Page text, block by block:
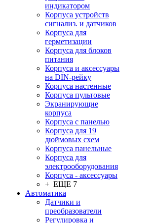
индикатором
Корпуса устройств
сигнализ. и датчиков
Корпуса для
герметизации
Корпуса для блоков
питания
Корпуса и аксессуары
на DIN-рейку
Корпуса настенные
Корпуса пультовые
Экранирующие
корпуса
Корпуса с панелью
Корпуса для 19
дюймовых схем
Корпуса панельные
Корпуса для
электрооборудования
Корпуса - аксессуары
+ ЕЩЕ 7
Автоматика
Датчики и
преобразователи
Регулировка и